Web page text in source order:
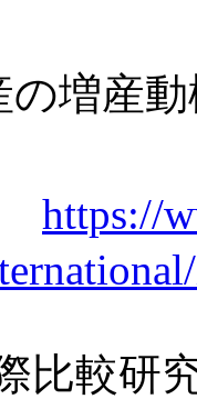
増産
https://
比較研